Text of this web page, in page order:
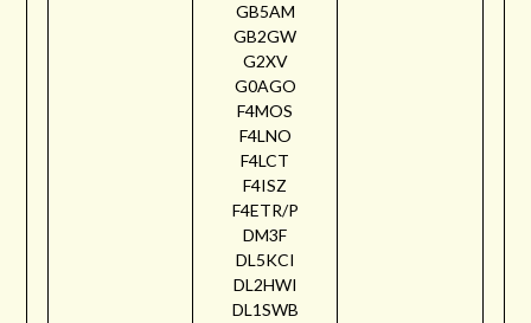
GB5AM
GB2GW
G2XV
G0AGO
F4MOS
F4LNO
F4LCT
F4ISZ
F4ETR/P
DM3F
DL5KCI
DL2HWI
DL1SWB